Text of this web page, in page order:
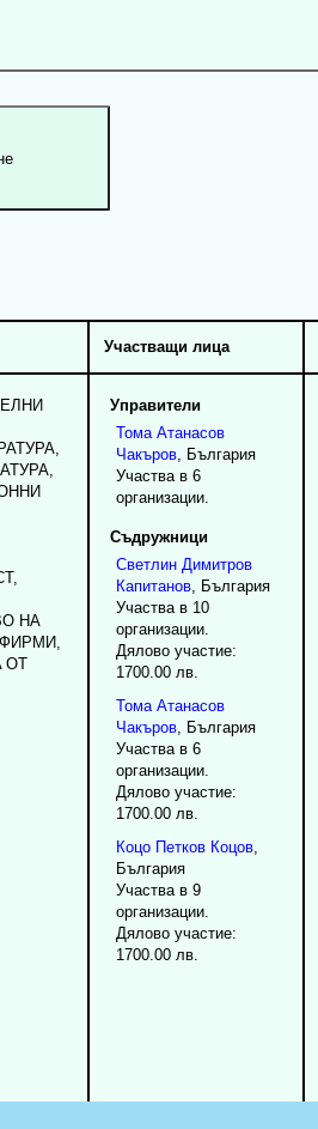
Участващи лица
HA
OT
Управители
Тома Атанасов
Чакъров, България
Участва в 6
организации.
Съдружници
Светлин Димитров
Капитанов, България
Участва в 10
организации.
Дялово участие:
1700.00 лв.
Тома Атанасов
Чакъров, България
Участва в 6
организации.
Дялово участие:
1700.00 лв.
Коцо Петков Коцов,
България
Участва в 9
организации.
Дялово участие:
1700.00 лв.